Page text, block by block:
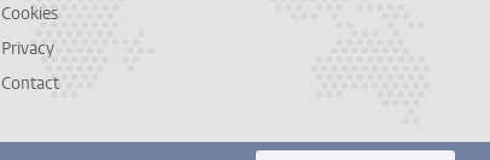
Cookies
Privacy
Contact